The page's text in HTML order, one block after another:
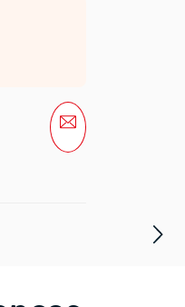
Message